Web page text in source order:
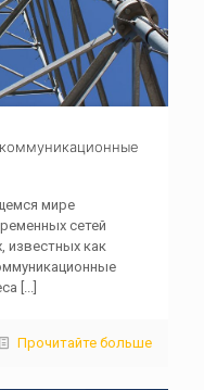
мире
сетей
известных как
[...]
Прочитайте больше